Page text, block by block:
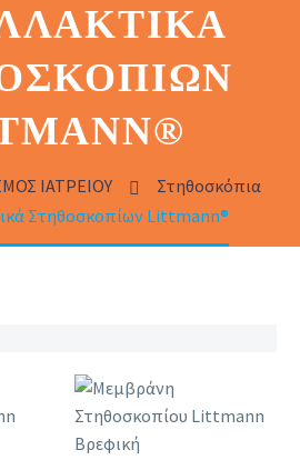
ΙΑΤΡΕΙΟΥ
Στηθοσκόπια
Στηθοσκοπίων Littmann®